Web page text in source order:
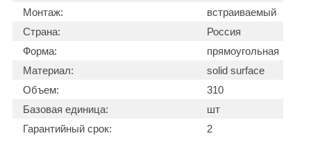
Монтаж:
встраиваемый
Страна:
Россия
Форма:
прямоугольная
Материал:
solid surface
Объем:
310
Базовая единица:
шт
Гарантийный срок:
2